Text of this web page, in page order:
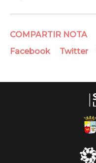
COMPARTIR NOTA
Facebook
Twitter